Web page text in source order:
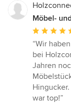
Möbel-
Bewertung:
5
von
5
Sternen
“Wir
bei
Jahren
war top!”